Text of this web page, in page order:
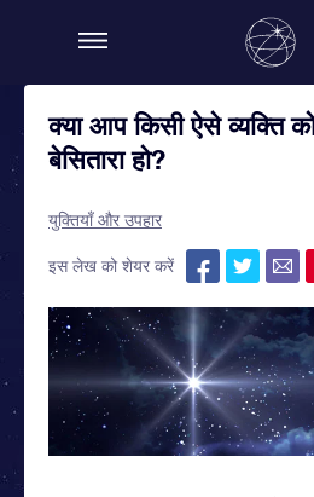
क्या आप किसी ऐसे व्यक्ति
बेसितारा हो?
युक्तियाँ और उपहार
इस लेख को शेयर करें